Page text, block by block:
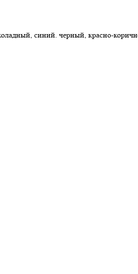
синий. черный, красно-